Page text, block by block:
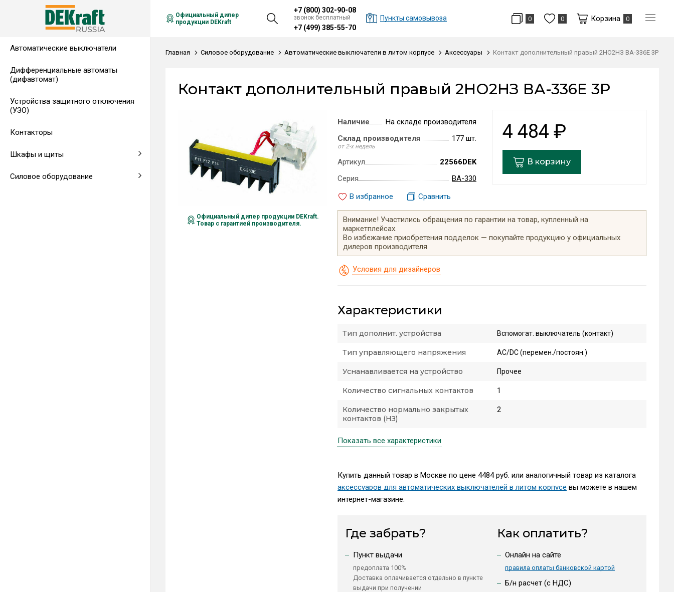
Автоматические выключатели
Дифференциальные автоматы
(дифавтомат)
Устройства защитного отключения
(УЗО)
Контакторы
Шкафы и щиты
Распределительные щиты,
Напольные щиты
Клеммы и комплектующие
Клеммы на DIN-рейку
Аксессуары для щитов
Силовое оборудование
Автоматические выключатели в
Аксессуары
Предохранители
Щитовые приборы
Амперметры
Автоматические воздушные
выключатели
Воздушные автоматические
Официальный дилер
продукции DEKraft
+7 (800) 302-90-08
звонок бесплатный
+7 (499) 385-55-70
Пункты самовывоза 0 0 Корзина 0
Главная Силовое оборудование Автоматические выключатели в литом корпусе Аксессуары Контакт дополнительный правый 2НО2НЗ ВА-336E 3P
Контакт дополнительный правый 2НО2НЗ ВА-336E 3P
Официальный дилер продукции DEKraft.
Товар с гарантией производителя.
4 484 ₽
В корзину
Наличие
На складе производителя
Склад производителя
от 2-х недель
177 шт.
Артикул
22566DEK
Серия
ВА-330
В избранное
Сравнить
Внимание! Участились обращения по гарантии на товар, купленный на
маркетплейсах.
Во избежание приобретения подделок — покупайте продукцию у официальных
дилеров производителя
Условия для дизайнеров
Характеристики
Тип дополнит. устройства Вспомогат. выключатель (контакт)
Тип управляющего напряжения AC/DC (перемен./постоян.)
Уснанавливается на устройство Прочее
Количество сигнальных контактов 1
Количество нормально закрытых
контактов (НЗ)
2
Показать все характеристики
Купить данный товар в Москве по цене 4484 руб. или аналогичный товар из каталога
аксессуаров для автоматических выключателей в литом корпусе вы можете в нашем
интернет-магазине.
Где забрать?
Пункт выдачи
предоплата 100%
Доставка оплачивается отдельно в пункте
выдачи при получении
Как оплатить?
Онлайн на сайте
правила оплаты банковской картой
Б/н расчет (c НДС)